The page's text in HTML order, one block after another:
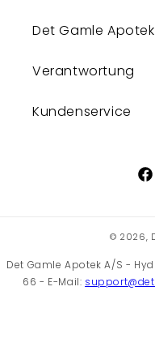
Det Gamle Apotek
Verantwortung
Kundenservice
© 2026,
Det Gamle Apotek A/S -
66 - E-Mail: